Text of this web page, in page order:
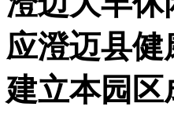
应澄迈县
建立本园